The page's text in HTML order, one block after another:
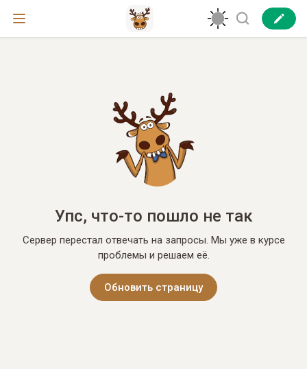
Упс, что-то пошло не так
Сервер перестал отвечать на запросы. Мы уже в курсе
проблемы и решаем её.
Обновить страницу